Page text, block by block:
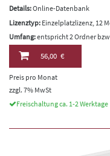
Details:Online-Datenbank
Lizenztyp: Einzelplatzlizenz, 12
Umfang:entspricht 2 Ordner
56,00 €
Preis pro Monat
zzgl. 7% MwSt
Freischaltung ca. 1-2 Werktage